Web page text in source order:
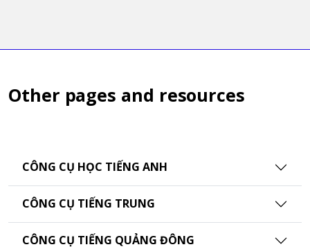
Other pages and resources
CÔNG CỤ HỌC TIẾNG ANH
CÔNG CỤ TIẾNG TRUNG
CÔNG CỤ TIẾNG QUẢNG ĐÔNG